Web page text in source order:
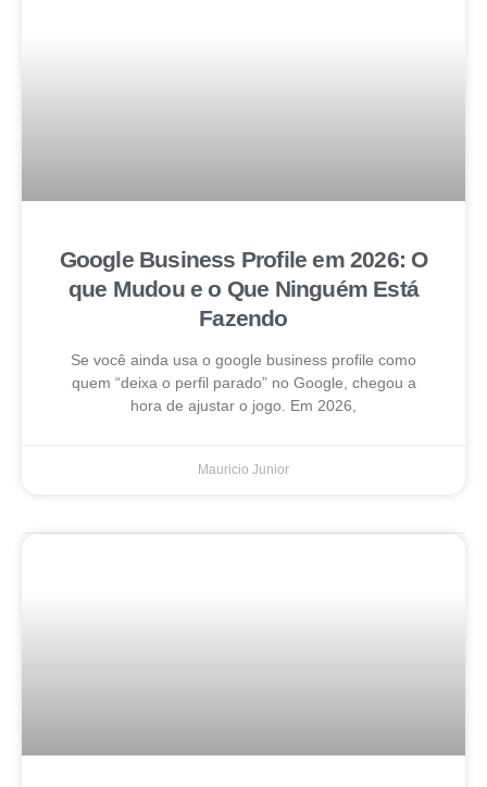
Google Business Profile em 2026: O
que Mudou e o Que Ninguém Está
Fazendo
Se você ainda usa o google business profile como
quem “deixa o perfil parado” no Google, chegou a
hora de ajustar o jogo. Em 2026,
Mauricio Junior